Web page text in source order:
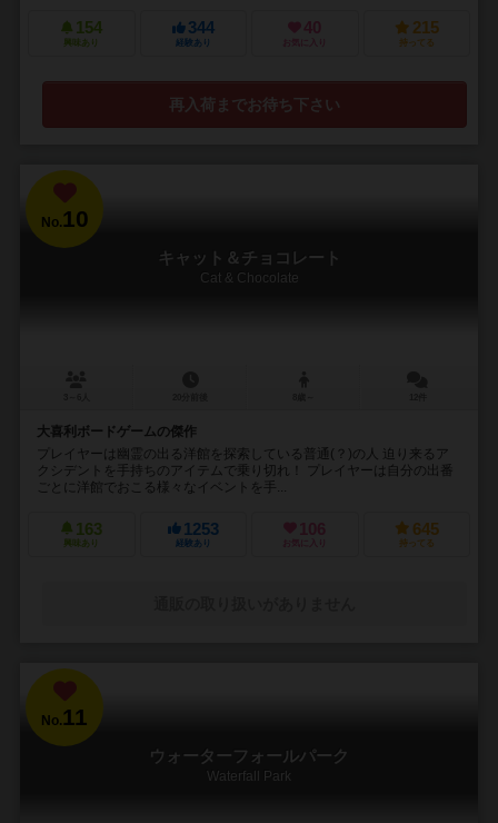
154
興味あり
344
経験あり
40
お気に入り
215
持ってる
再入荷までお待ち下さい
No. 10
キャット＆チョコレート
Cat & Chocolate
大喜利ボードゲームの傑作
プレイヤーは幽霊の出る洋館を探索している普通(？)の人 迫り来るア
クシデントを手持ちのアイテムで乗り切れ！ プレイヤーは自分の出番
ごとに洋館でおこる様々なイベントを手...
163
興味あり
1253
経験あり
106
お気に入り
645
持ってる
No.11
ウォーターフォールパーク
Waterfall Park